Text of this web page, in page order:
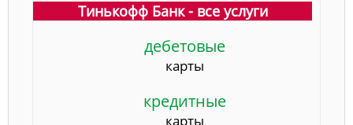
Тинькофф Банк - все услуги
дебетовые
карты
кредитные
карты